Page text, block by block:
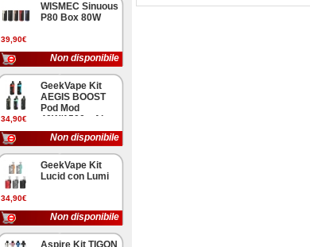
39,90€
WISMEC Sinuous
P80 Box 80W
Non disponibile
34,90€
GeekVape Kit
AEGIS BOOST
Pod Mod
40W/1500mAh
Non disponibile
34,90€
GeekVape Kit
Lucid con Lumi
Non disponibile
Aspire Kit TIGON